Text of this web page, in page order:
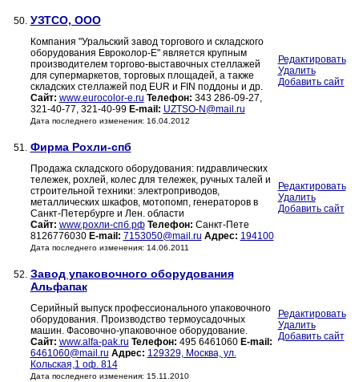
50. УЗТСО, ООО
Компания "Уральский завод торгового и складского
оборудования Евроколор-Е" является крупным
производителем торгово-выставочных стеллажей
для супермаркетов, торговых площадей, а также
складских стеллажей под EUR и FIN поддоны и др.
Сайт: www.eurocolor-e.ru Телефон: 343 286-09-27,
321-40-77, 321-40-99 E-mail: UZTSO-N@mail.ru
Дата последнего изменения: 16.04.2012
Редактировать
Удалить
Добавить сайт
51. Фирма Рохли-спб
Продажа складского оборудования: гидравлических
тележек, рохлей, колес для тележек, ручных талей и
строительной техники: электроприводов,
металлических шкафов, мотопомп, генераторов в
Санкт-Петербурге и Лен. области
Сайт: www.рохли-спб.рф Телефон: Санкт-Пете
8126776030 E-mail: 7153050@mail.ru Адрес: 194100
Дата последнего изменения: 14.06.2011
Редактировать
Удалить
Добавить сайт
52. Завод упаковочного оборудования
Альфапак
Серийный выпуск профессионального упаковочного
оборудования. Производство термоусадочных
машин. Фасовочно-упаковочное оборудование.
Сайт: www.alfa-pak.ru Телефон: 495 6461060 E-mail:
6461060@mail.ru Адрес: 129329, Москва, ул.
Кольская,1 оф. 814
Дата последнего изменения: 15.11.2010
Редактировать
Удалить
Добавить сайт